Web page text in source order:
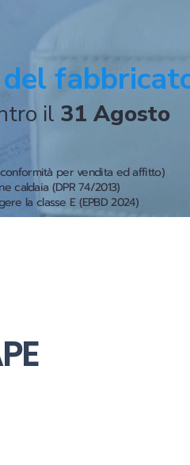
del
il 31 Agosto
per vendita ed affitto)
caldaia (DPR 74/2013)
la classe E (EPBD 2024)